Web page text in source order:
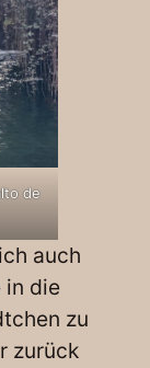
de
auch
in die
zu
zurück